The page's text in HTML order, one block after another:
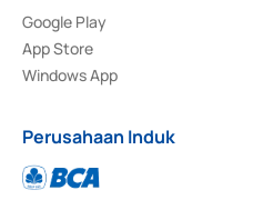
Google Play
App Store
Windows App
Perusahaan Induk